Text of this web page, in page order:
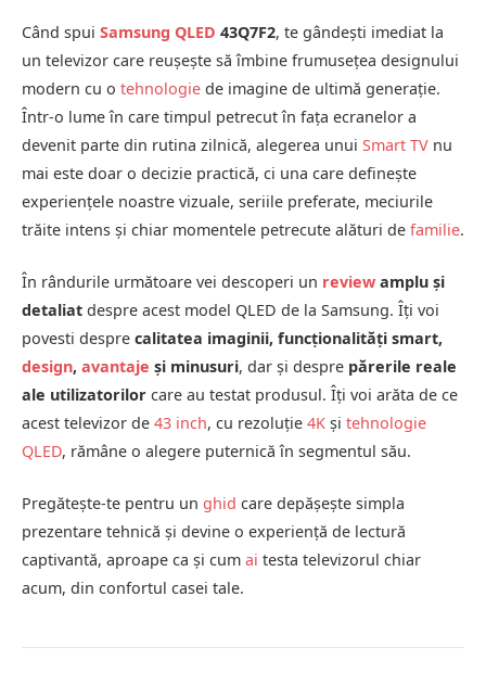
Când spui Samsung QLED 43Q7F2, te gândești imediat la
un televizor care reușește să îmbine frumusețea designului
modern cu o tehnologie de imagine de ultimă generație.
Într-o lume în care timpul petrecut în fața ecranelor a
devenit parte din rutina zilnică, alegerea unui Smart TV nu
mai este doar o decizie practică, ci una care definește
experiențele noastre vizuale, seriile preferate, meciurile
trăite intens și chiar momentele petrecute alături de familie.
În rândurile următoare vei descoperi un review amplu și
detaliat despre acest model QLED de la Samsung. Îți voi
povesti despre calitatea imaginii, funcționalități smart,
design, avantaje și minusuri, dar și despre părerile reale
ale utilizatorilor care au testat produsul. Îți voi arăta de ce
acest televizor de 43 inch, cu rezoluție 4K și tehnologie
QLED, rămâne o alegere puternică în segmentul său.
Pregătește-te pentru un ghid care depășește simpla
prezentare tehnică și devine o experiență de lectură
captivantă, aproape ca și cum ai testa televizorul chiar
acum, din confortul casei tale.